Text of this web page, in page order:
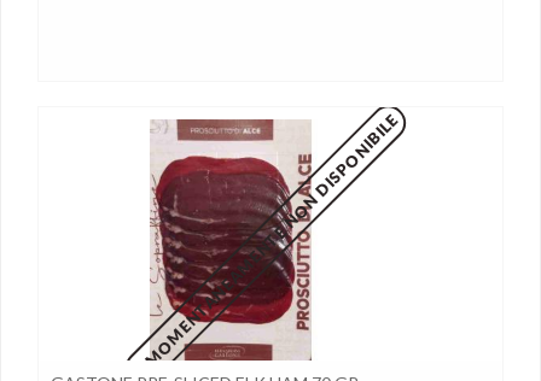
MOMENTANEAMENTE NON DISPONIBILE